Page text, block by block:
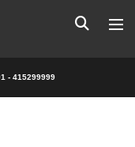
- 415299999